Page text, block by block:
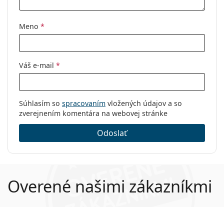
Meno *
Váš e-mail *
Súhlasím so spracovaním vložených údajov a so
zverejnením komentára na webovej stránke
Odoslať
Overené našimi zákazníkmi